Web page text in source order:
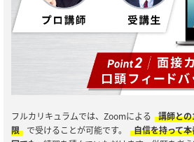
フルカリキュラムでは、Zoomによる
講師と
限
で受けることが可能です。
自信を持って